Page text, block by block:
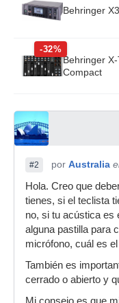
Behringer
-32%
Behringer X-
Compact
#2 por Australia
Hola. Creo que
tienes, si el teclista
no, si tu acústica es
alguna pastilla para
micrófono, cuál es
También es
cerrado o abierto y